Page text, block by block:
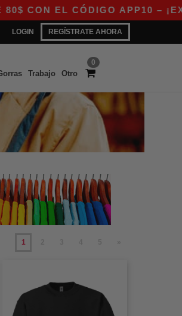
CÓDIGO APP10 –
LOGIN REGÍSTRATE AHORA
0
Trabajo Otro
1